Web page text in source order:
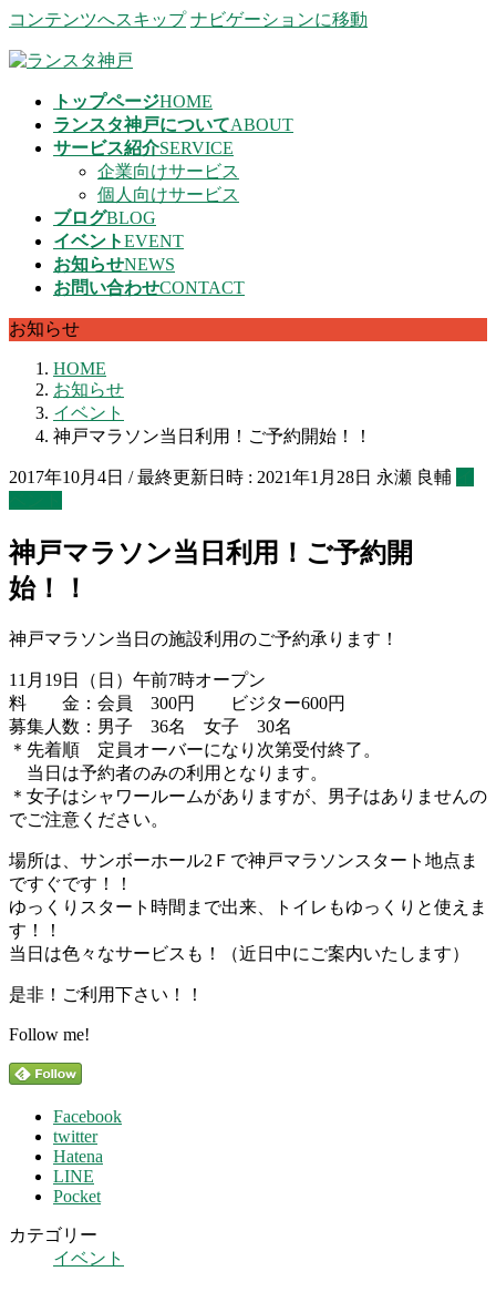
コンテンツへスキップ ナビゲーションに移動
トップページHOME
ランスタ神戸についてABOUT
サービス紹介SERVICE
企業向けサービス
個人向けサービス
ブログBLOG
イベントEVENT
お知らせNEWS
お問い合わせCONTACT
お知らせ
HOME
お知らせ
イベント
神戸マラソン当日利用！ご予約開始！！
2017年10月4日 / 最終更新日時 : 2021年1月28日 永瀬 良輔
神戸マラソン当日利用！ご予約開
始！！
神戸マラソン当日の施設利用のご予約承ります！
11月19日（日）午前7時オープン
料 金：会員 300円 ビジター600円
募集人数：男子 36名 女子 30名
＊先着順 定員オーバーになり次第受付終了。
当日は予約者のみの利用となります。
＊女子はシャワールームがありますが、男子はありませんの
でご注意ください。
場所は、サンボーホール2Ｆで神戸マラソンスタート地点ま
ですぐです！！
ゆっくりスタート時間まで出来、トイレもゆっくりと使えま
す！！
当日は色々なサービスも！（近日中にご案内いたします）
是非！ご利用下さい！！
Follow me!
Facebook
twitter
Hatena
LINE
Pocket
カテゴリー
イベント